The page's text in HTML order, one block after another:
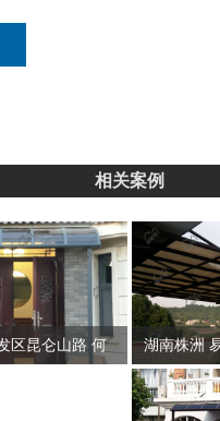
相关案例
区昆仑山路 何 湖南株洲